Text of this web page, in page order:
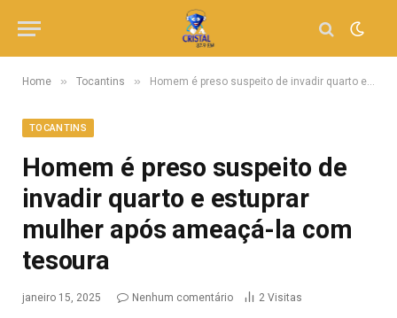
Home » Tocantins » Homem é preso suspeito de invadir quarto e estuprar mulher após ameaçá-la com tesoura
TOCANTINS
Homem é preso suspeito de
invadir quarto e estuprar
mulher após ameaçá-la com
tesoura
janeiro 15, 2025 Nenhum comentário 2 Visitas